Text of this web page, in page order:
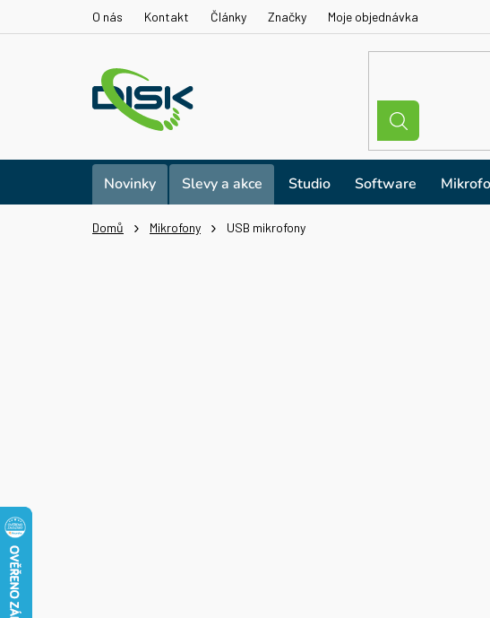
O nás Kontakt Články Značky Moje objednávka
Novinky Slevy a akce Studio Software
Domů Mikrofony USB mikrofony